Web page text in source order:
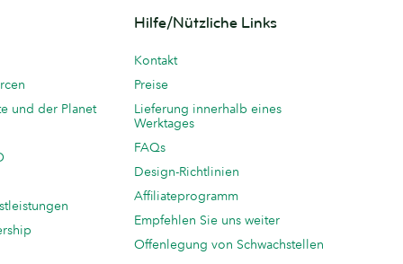
und der Planet
Hilfe/Nützliche Links
Kontakt
Preise
Lieferung innerhalb eines
Werktages
FAQs
Design-Richtlinien
Affiliateprogramm
Empfehlen Sie uns weiter
Offenlegung von Schwachstellen